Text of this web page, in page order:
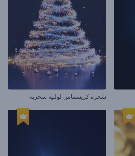
شجرة كريسماس لولبية سحرية